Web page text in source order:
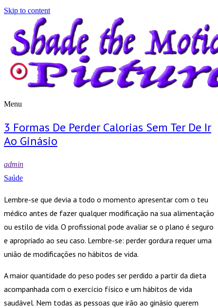
Skip to content
Menu
3 Formas De Perder Calorias Sem Ter De Ir
Ao Ginásio
admin
Saúde
Lembre-se que devia a todo o momento apresentar com o teu
médico antes de fazer qualquer modificação na sua alimentação
ou estilo de vida. O profissional pode avaliar se o plano é seguro
e apropriado ao seu caso. Lembre-se: perder gordura requer uma
união de modificações no hábitos de vida.
A maior quantidade do peso podes ser perdido a partir da dieta
acompanhada com o exercício físico e um hábitos de vida
saudável. Nem todas as pessoas que irão ao ginásio querem